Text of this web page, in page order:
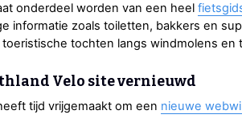
onderdeel worden van een heel
informatie zoals toiletten, bakkers en
toeristische tochten langs windmolens en
Velo site vernieuwd
tijd vrijgemaakt om een nieuwe